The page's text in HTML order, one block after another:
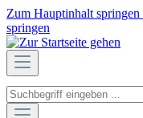
Zum Hauptinhalt springen
springen